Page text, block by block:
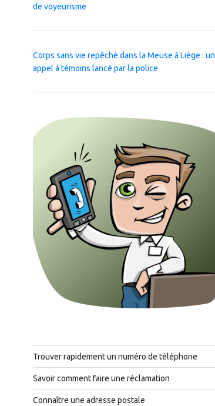
de voyeurisme
Corps sans vie repêché dans la Meuse à Liège : un
appel à témoins lancé par la police
Trouver rapidement un numéro de téléphone
Savoir comment faire une réclamation
Connaître une adresse postale